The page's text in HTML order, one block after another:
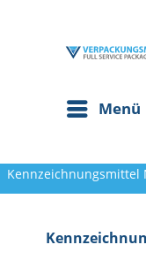
Menü
Kennzeichnungsmittel